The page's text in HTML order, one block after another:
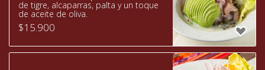
de tigre, alcaparras, palta y un toque
de aceite de oliva.
$15.900